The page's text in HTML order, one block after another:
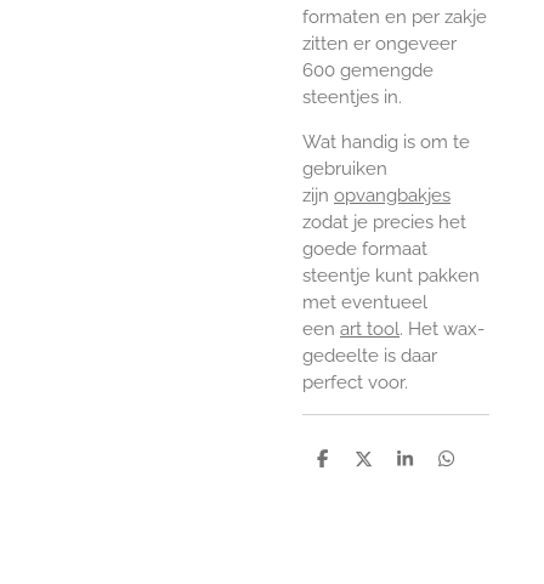
formaten en per zakje
zitten er ongeveer
600 gemengde
steentjes in.
Wat handig is om te
gebruiken
zijn opvangbakjes
zodat je precies het
goede formaat
steentje kunt pakken
met eventueel
een art tool. Het wax-
gedeelte is daar
perfect voor.
D
D
S
D